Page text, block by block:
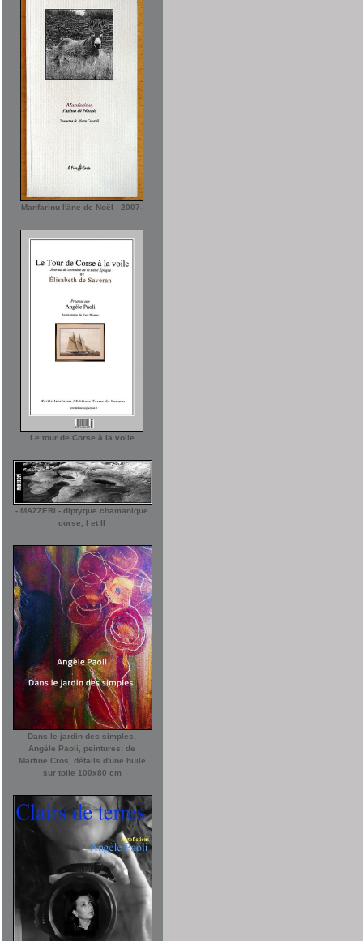
Manfarinu l'âne de Noël - 2007-
Le tour de Corse à la voile
- MAZZERI - diptyque chamanique
corse, I et II
Dans le jardin des simples,
Angèle Paoli, peintures: de
Martine Cros, détails d'une huile
sur toile 100x80 cm